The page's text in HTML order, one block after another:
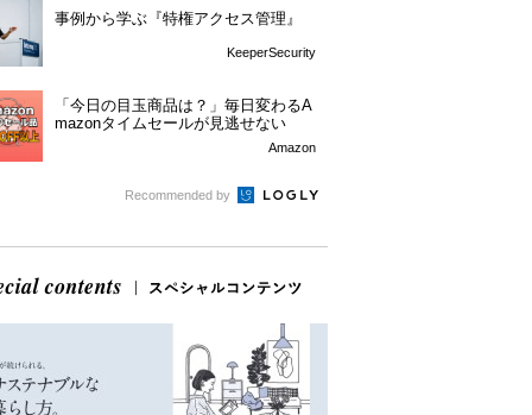
事例から学ぶ『特権アクセス管理』
KeeperSecurity
「今日の目玉商品は？」毎日変わるA
mazonタイムセールが見逃せない
Amazon
Recommended by